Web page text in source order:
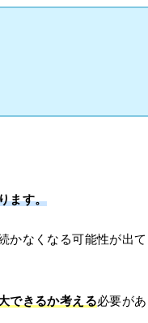
ます。
かなくなる可能性が出て
できるか考える必要があ